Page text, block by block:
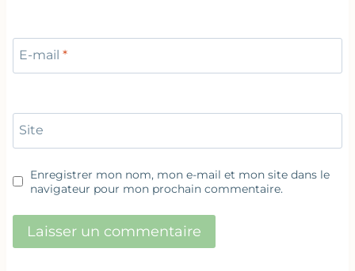
E-mail *
Site
Enregistrer mon nom, mon e-mail et mon site dans le
navigateur pour mon prochain commentaire.